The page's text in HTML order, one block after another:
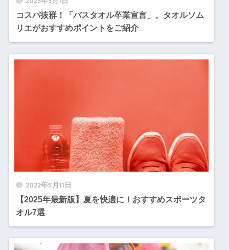
コスパ抜群！「バスタオル卒業宣言」。タオルソム
リエがおすすめポイントをご紹介
2022年5月11日
【2025年最新版】夏を快適に！おすすめスポーツタ
オル7選